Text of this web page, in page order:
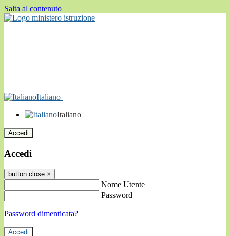
Salta al contenuto
Italiano
Italiano
Accedi
Accedi
button close ×
Nome Utente
Password
Password dimenticata?